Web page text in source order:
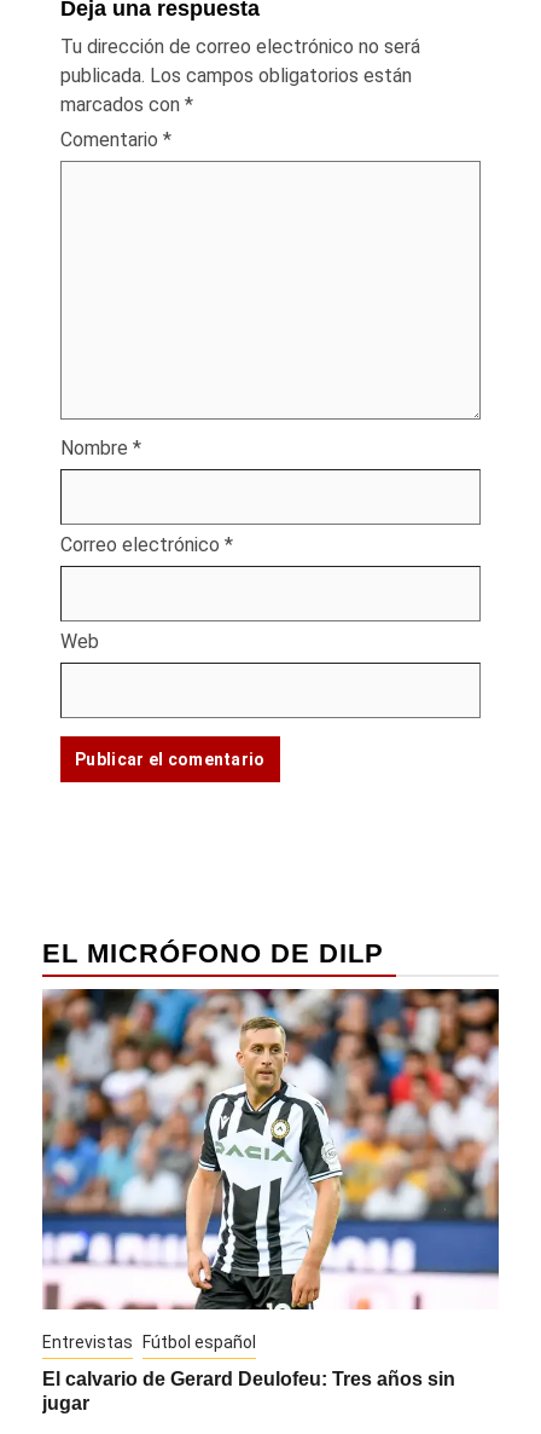
Deja una respuesta
Tu dirección de correo electrónico no será
publicada. Los campos obligatorios están
marcados con *
Comentario *
Nombre *
Correo electrónico *
Web
EL MICRÓFONO DE DILP
Entrevistas Fútbol español
El calvario de Gerard Deulofeu: Tres años sin
jugar